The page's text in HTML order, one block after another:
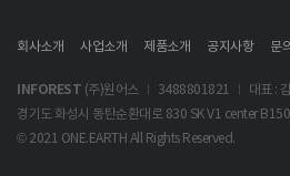
회사소개 사업소개 제품소개 공지사항 문
INFOREST (주)원어스 3488801821 대표 :
경기도 화성시 동탄순환대로 830 SK V1 center
© 2021 ONE.EARTH All Rights Reserved.